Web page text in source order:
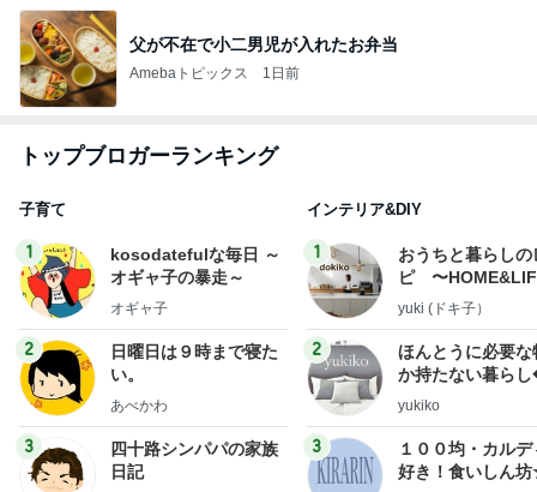
父が不在で小二男児が入れたお弁当
Amebaトピックス 1日前
トップブロガーランキング
子育て
1
kosodatefulな毎日 ～
オギャ子の暴走～
オギャ子
2
日曜日は９時まで寝た
い。
あべかわ
3
四十路シンパパの家族
日記
インテリア&DIY
1
おうちと暮らしの
ピ 〜
yuki (ドキ子）
2
ほんとうに必要な
か持たない暮ら
ep Life Simple◆
yukiko
3
１００均・カルデ
好き！食いしん